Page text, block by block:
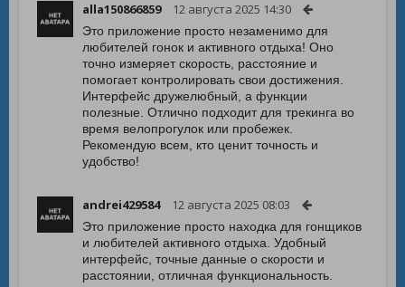
alla150866859 12 августа 2025 14:30
Это приложение просто незаменимо для
любителей гонок и активного отдыха! Оно
точно измеряет скорость, расстояние и
помогает контролировать свои достижения.
Интерфейс дружелюбный, а функции
полезные. Отлично подходит для трекинга во
время велопрогулок или пробежек.
Рекомендую всем, кто ценит точность и
удобство!
andrei429584 12 августа 2025 08:03
Это приложение просто находка для гонщиков
и любителей активного отдыха. Удобный
интерфейс, точные данные о скорости и
расстоянии, отличная функциональность.